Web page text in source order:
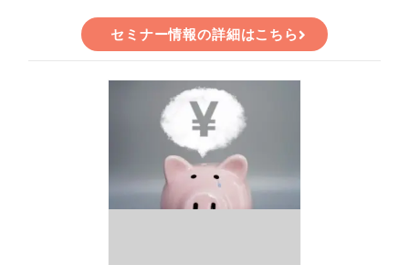
セミナー情報の詳細はこちら